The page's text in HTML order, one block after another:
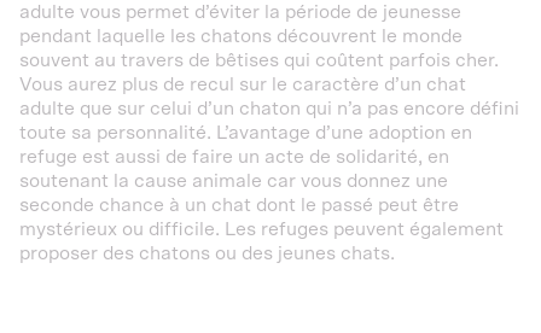
adulte vous permet d’éviter la période de jeunesse
pendant laquelle les chatons découvrent le monde
souvent au travers de bêtises qui coûtent parfois cher.
Vous aurez plus de recul sur le caractère d’un chat
adulte que sur celui d’un chaton qui n’a pas encore défini
toute sa personnalité. L’avantage d’une adoption en
refuge est aussi de faire un acte de solidarité, en
soutenant la cause animale car vous donnez une
seconde chance à un chat dont le passé peut être
mystérieux ou difficile. Les refuges peuvent également
proposer des chatons ou des jeunes chats.